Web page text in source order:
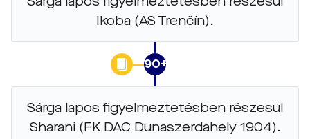
Ikoba (AS Trenčín).
90+5
Sárga lapos figyelmeztetésben részesül
Sharani (FK DAC Dunaszerdahely 1904).